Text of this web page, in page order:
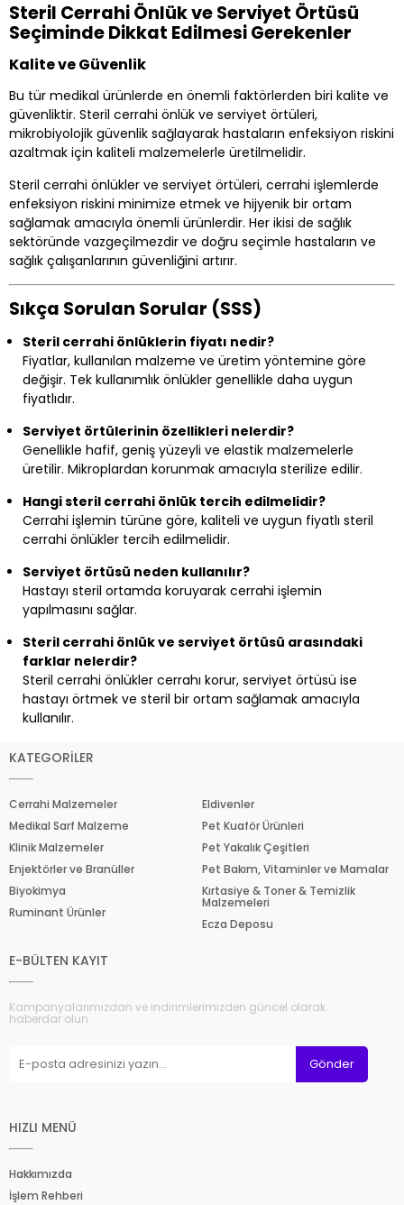
Steril Cerrahi Önlük ve Serviyet Örtüsü
Seçiminde Dikkat Edilmesi Gerekenler
Kalite ve Güvenlik
Bu tür medikal ürünlerde en önemli faktörlerden biri kalite ve
güvenliktir. Steril cerrahi önlük ve serviyet örtüleri,
mikrobiyolojik güvenlik sağlayarak hastaların enfeksiyon riskini
azaltmak için kaliteli malzemelerle üretilmelidir.
Steril cerrahi önlükler ve serviyet örtüleri, cerrahi işlemlerde
enfeksiyon riskini minimize etmek ve hijyenik bir ortam
sağlamak amacıyla önemli ürünlerdir. Her ikisi de sağlık
sektöründe vazgeçilmezdir ve doğru seçimle hastaların ve
sağlık çalışanlarının güvenliğini artırır.
Sıkça Sorulan Sorular (SSS)
Steril cerrahi önlüklerin fiyatı nedir?
Fiyatlar, kullanılan malzeme ve üretim yöntemine göre
değişir. Tek kullanımlık önlükler genellikle daha uygun
fiyatlıdır.
Serviyet örtülerinin özellikleri nelerdir?
Genellikle hafif, geniş yüzeyli ve elastik malzemelerle
üretilir. Mikroplardan korunmak amacıyla sterilize edilir.
Hangi steril cerrahi önlük tercih edilmelidir?
Cerrahi işlemin türüne göre, kaliteli ve uygun fiyatlı steril
cerrahi önlükler tercih edilmelidir.
Serviyet örtüsü neden kullanılır?
Hastayı steril ortamda koruyarak cerrahi işlemin
yapılmasını sağlar.
Steril cerrahi önlük ve serviyet örtüsü arasındaki
farklar nelerdir?
Steril cerrahi önlükler cerrahı korur, serviyet örtüsü ise
hastayı örtmek ve steril bir ortam sağlamak amacıyla
kullanılır.
KATEGORİLER
Cerrahi Malzemeler
Medikal Sarf Malzeme
Klinik Malzemeler
Enjektörler ve Branüller
Biyokimya
Ruminant Ürünler
Eldivenler
Pet Kuaför Ürünleri
Pet Yakalık Çeşitleri
Pet Bakım, Vitaminler ve Mamalar
Kırtasiye & Toner & Temizlik
Malzemeleri
Ecza Deposu
E-BÜLTEN KAYIT
Kampanyalarımızdan ve indirimlerimizden güncel olarak
haberdar olun.
Gönder
HIZLI MENÜ
Hakkımızda
İşlem Rehberi